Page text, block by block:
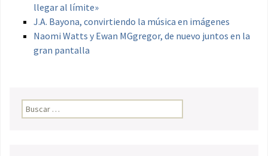
llegar al límite»
J.A. Bayona, convirtiendo la música en imágenes
Naomi Watts y Ewan MGgregor, de nuevo juntos en la
gran pantalla
Buscar: